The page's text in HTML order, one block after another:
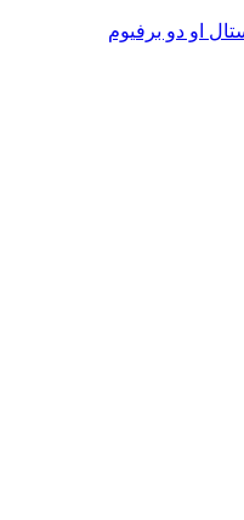
او دو برفيوم